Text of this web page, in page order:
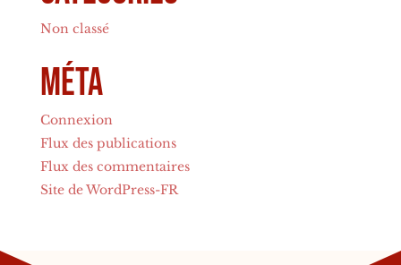
Non classé
Méta
Connexion
Flux des publications
Flux des commentaires
Site de WordPress-FR